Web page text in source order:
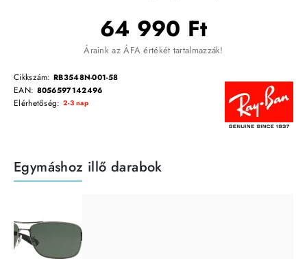
64 990 Ft
Áraink az ÁFA értékét tartalmazzák!
Cikkszám: RB3548N-001-58
EAN: 8056597142496
Elérhetőség: 2-3 nap
Egymáshoz illő darabok